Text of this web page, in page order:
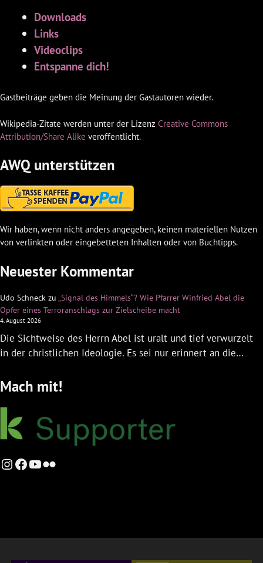
Downloads
Links
Videoclips
Entspanne dich!
Gastbeiträge geben die Meinung der Gastautoren wieder.
Wikipedia-Zitate werden unter der Lizenz Creative Commons
Attribution/Share Alike veröffentlicht.
AWQ unterstützen
Wir haben, wenn nicht anders angegeben, keinen materiellen Nutzen
von verlinkten oder eingebetteten Inhalten oder von Buchtipps.
Neuester Kommentar
Udo Schneck zu „Signal des Himmels“? Wie Pfarrer Winfried Abel die
Opfer eines Terroranschlags zur Zielscheibe macht
4. August 2026
Die Sichtweise des Herrn Abel ist uralt und tief verwurzelt
in der christlichen Ideologie. Es sei nur erinnert an die…
Mach mit!
Instagram
Facebook
YouTube
Flickr